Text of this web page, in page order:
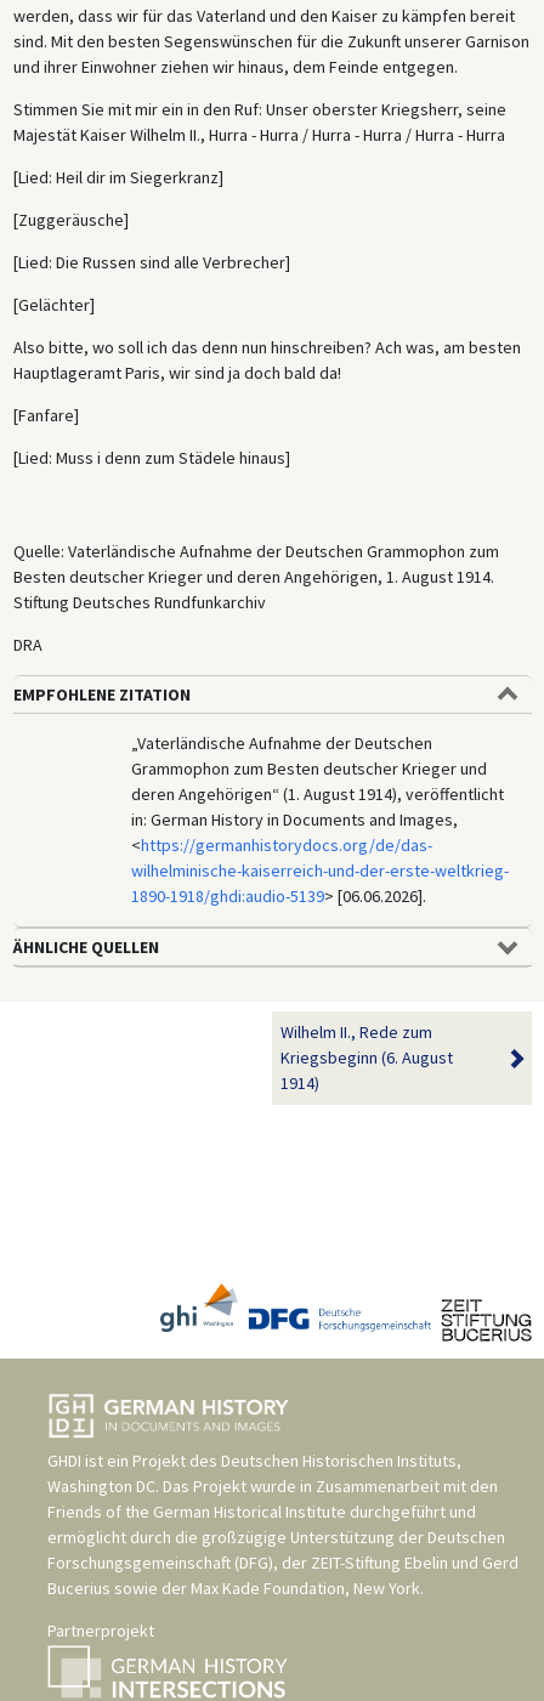
werden, dass wir für das Vaterland und den Kaiser zu kämpfen bereit
sind. Mit den besten Segenswünschen für die Zukunft unserer Garnison
und ihrer Einwohner ziehen wir hinaus, dem Feinde entgegen.
Stimmen Sie mit mir ein in den Ruf: Unser oberster Kriegsherr, seine
Majestät Kaiser Wilhelm II., Hurra - Hurra / Hurra - Hurra / Hurra - Hurra
[Lied: Heil dir im Siegerkranz]
[Zuggeräusche]
[Lied: Die Russen sind alle Verbrecher]
[Gelächter]
Also bitte, wo soll ich das denn nun hinschreiben? Ach was, am besten
Hauptlageramt Paris, wir sind ja doch bald da!
[Fanfare]
[Lied: Muss i denn zum Städele hinaus]
Quelle: Vaterländische Aufnahme der Deutschen Grammophon zum
Besten deutscher Krieger und deren Angehörigen, 1. August 1914.
Stiftung Deutsches Rundfunkarchiv
DRA
EMPFOHLENE ZITATION
„Vaterländische Aufnahme der Deutschen
Grammophon zum Besten deutscher Krieger und
deren Angehörigen“ (1. August 1914), veröffentlicht
in: German History in Documents and Images,
<https://germanhistorydocs.org/de/das-
wilhelminische-kaiserreich-und-der-erste-weltkrieg-
1890-1918/ghdi:audio-5139> [06.06.2026].
ÄHNLICHE QUELLEN
Wilhelm II., Rede zum
Kriegsbeginn (6. August
1914)
GHDI ist ein Projekt des Deutschen Historischen Instituts,
Washington DC. Das Projekt wurde in Zusammenarbeit mit den
Friends of the German Historical Institute durchgeführt und
ermöglicht durch die großzügige Unterstützung der Deutschen
Forschungsgemeinschaft (DFG), der ZEIT-Stiftung Ebelin und Gerd
Bucerius sowie der Max Kade Foundation, New York.
Partnerprojekt